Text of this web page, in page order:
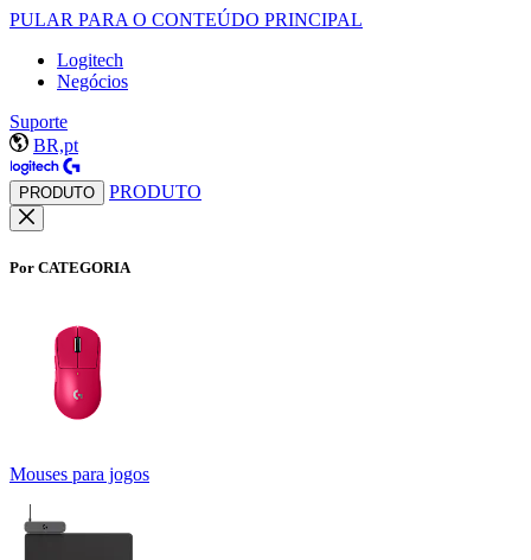
PULAR PARA O CONTEÚDO PRINCIPAL
Logitech
Negócios
Suporte
BR,pt
PRODUTO PRODUTO
Por CATEGORIA
Mouses para jogos